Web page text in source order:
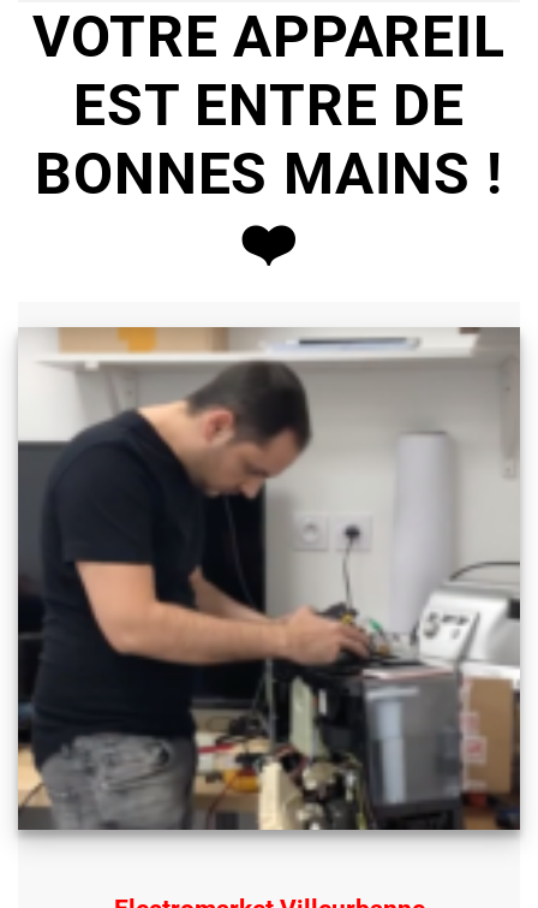
VOTRE APPAREIL
EST ENTRE DE
BONNES MAINS !
❤️